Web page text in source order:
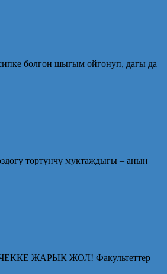
болгон шыгым ойгонуп, дагы да
төртүнчү муктаждыгы – анын
ЖАРЫК ЖОЛ! Факультеттер